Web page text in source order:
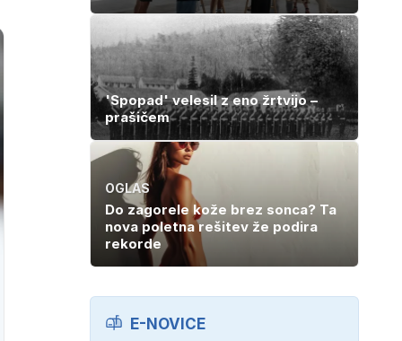
'Spopad' velesil z eno žrtvijo –
prašičem
OGLAS
Do zagorele kože brez sonca? Ta
nova poletna rešitev že podira
rekorde
E-NOVICE